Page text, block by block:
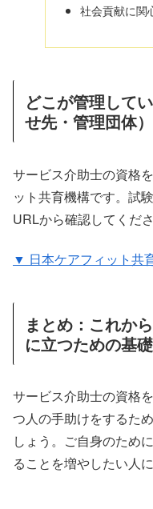
社会貢献に関
どこが管理して
せ先・管理団体）
サービス介助士の資格
ット共育機構です。試
URLから確認してくださ
▼ 日本ケアフィット共
まとめ：これか
に立つための基
サービス介助士の資格
つ人の手助けをするた
しょう。ご自身のため
ることを増やしたい人